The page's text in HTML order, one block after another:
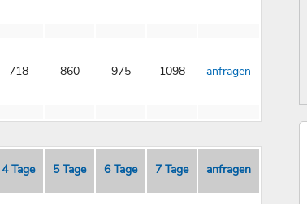
718 860 975 1098 anfragen
4 Tage 5 Tage 6 Tage 7 Tage anfragen